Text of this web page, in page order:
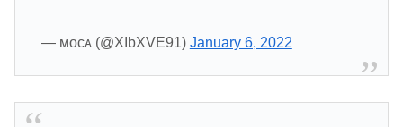
— ᴍᴏᴄᴀ (@XIbXVE91) January 6, 2022